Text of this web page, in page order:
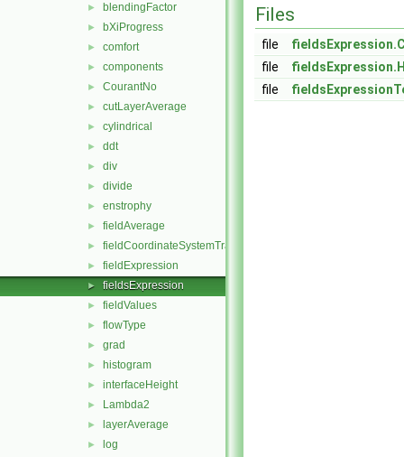
► blendingFactor
► bXiProgress
► comfort
► components
► CourantNo
► cutLayerAverage
► cylindrical
► ddt
► div
► divide
► enstrophy
► fieldAverage
► fieldCoordinateSystemTransform
► fieldExpression
► fieldsExpression
► fieldValues
► flowType
► grad
► histogram
► interfaceHeight
► Lambda2
► layerAverage
► log
Files
file
file
file